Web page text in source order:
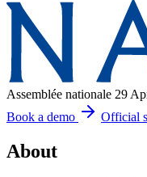
Assemblée nationale 29
Book a demo
Official
About